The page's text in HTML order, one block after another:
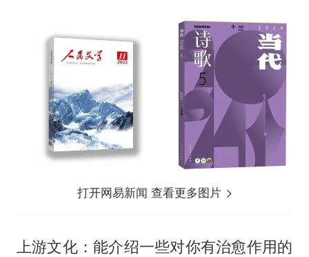
打开网易新闻 查看更多图片
上游文化：能介绍一些对你有治愈作用的